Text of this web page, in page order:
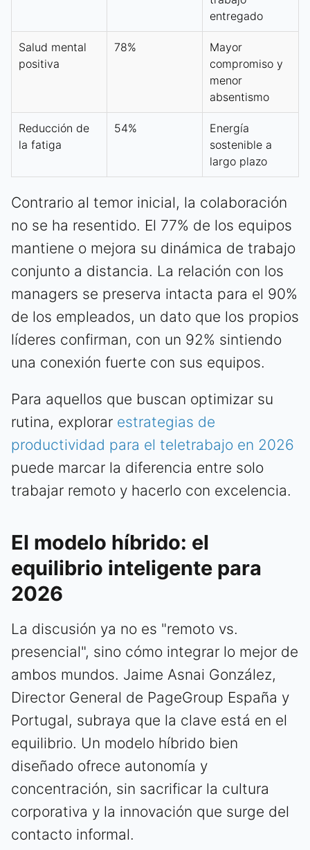
entregado
Salud mental
positiva
78%
Mayor
compromiso y
menor
absentismo
Reducción de
la fatiga
54%
Energía
sostenible a
largo plazo
Contrario al temor inicial, la colaboración
no se ha resentido. El 77% de los equipos
mantiene o mejora su dinámica de trabajo
conjunto a distancia. La relación con los
managers se preserva intacta para el 90%
de los empleados, un dato que los propios
líderes confirman, con un 92% sintiendo
una conexión fuerte con sus equipos.
Para aquellos que buscan optimizar su
rutina, explorar estrategias de
productividad para el teletrabajo en 2026
puede marcar la diferencia entre solo
trabajar remoto y hacerlo con excelencia.
El modelo híbrido: el
equilibrio inteligente para
2026
La discusión ya no es "remoto vs.
presencial", sino cómo integrar lo mejor de
ambos mundos. Jaime Asnai González,
Director General de PageGroup España y
Portugal, subraya que la clave está en el
equilibrio. Un modelo híbrido bien
diseñado ofrece autonomía y
concentración, sin sacrificar la cultura
corporativa y la innovación que surge del
contacto informal.